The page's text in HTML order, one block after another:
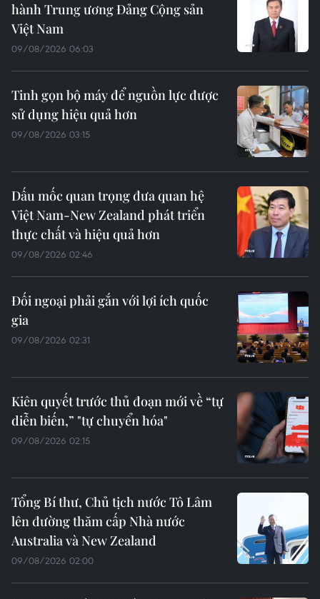
hành Trung ương Đảng Cộng sản
Việt Nam
09/08/2026 06:03
Tinh gọn bộ máy để nguồn lực được
sử dụng hiệu quả hơn
09/08/2026 03:15
Dấu mốc quan trọng đưa quan hệ
Việt Nam-New Zealand phát triển
thực chất và hiệu quả hơn
09/08/2026 02:46
Đối ngoại phải gắn với lợi ích quốc
gia
09/08/2026 02:31
Kiên quyết trước thủ đoạn mới về “tự
diễn biến,” "tự chuyển hóa"
09/08/2026 02:15
Tổng Bí thư, Chủ tịch nước Tô Lâm
lên đường thăm cấp Nhà nước
Australia và New Zealand
09/08/2026 02:00